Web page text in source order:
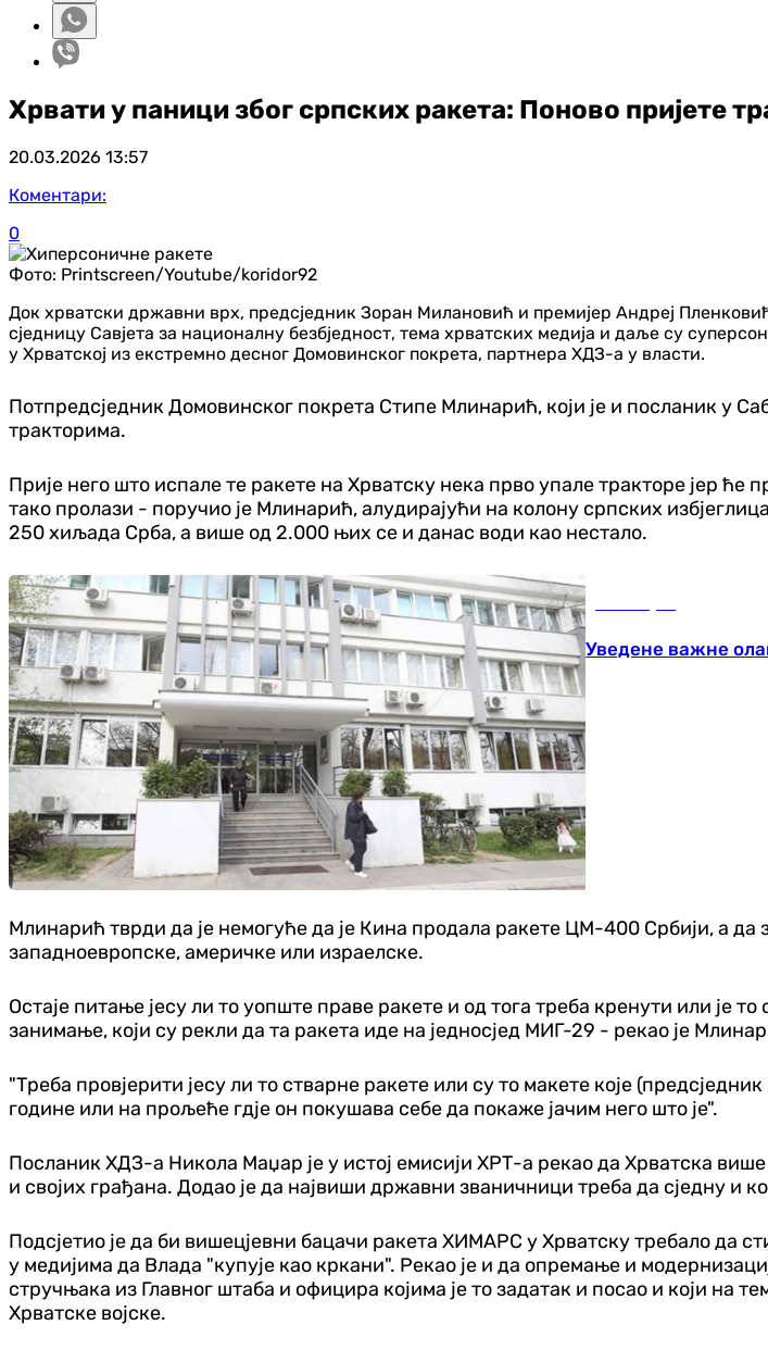
Хрвати у паници због српских ракета: Поново пријете
20.03.2026 13:57
Коментари:
0
Фото: Printscreen/Youtube/koridor92
Док хрватски државни врх, предсједник Зоран Милановић и премијер Андреј
сједницу Савјета за националну безбједност, тема хрватских медија и даље су
у Хрватској из екстремно десног Домовинског покрета, партнера ХДЗ-а у власти.
Потпредсједник Домовинског покрета Стипе Млинарић, који је и посланик у
тракторима.
Прије него што испале те ракете на Хрватску нека прво упале тракторе јер
тако пролази - поручио је Млинарић, алудирајући на колону српских
250 хиљада Срба, а више од 2.000 њих се и данас води као нестало.
Уведене важне
Млинарић тврди да је немогуће да је Кина продала ракете ЦМ-400 Србији, а да
западноевропске, америчке или израелске.
Остаје питање јесу ли то уопште праве ракете и од тога треба кренути или је
занимање, који су рекли да та ракета иде на једносјед МИГ-29 - рекао је
"Треба провјерити јесу ли то стварне ракете или су то макете које
године или на прољеће гдје он покушава себе да покаже јачим него што је".
Посланик ХДЗ-а Никола Маџар је у истој емисији ХРТ-а рекао да Хрватска
и својих грађана. Додао је да највиши државни званичници треба да сједну и
Подсјетио је да би вишецјевни бацачи ракета ХИМАРС у Хрватску требало да
у медијима да Влада "купује као кркани". Рекао је и да опремање и
стручњака из Главног штаба и официра којима је то задатак и посао и који на
Хрватске војске.